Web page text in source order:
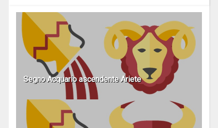
Segno Acquario ascendente Ariete